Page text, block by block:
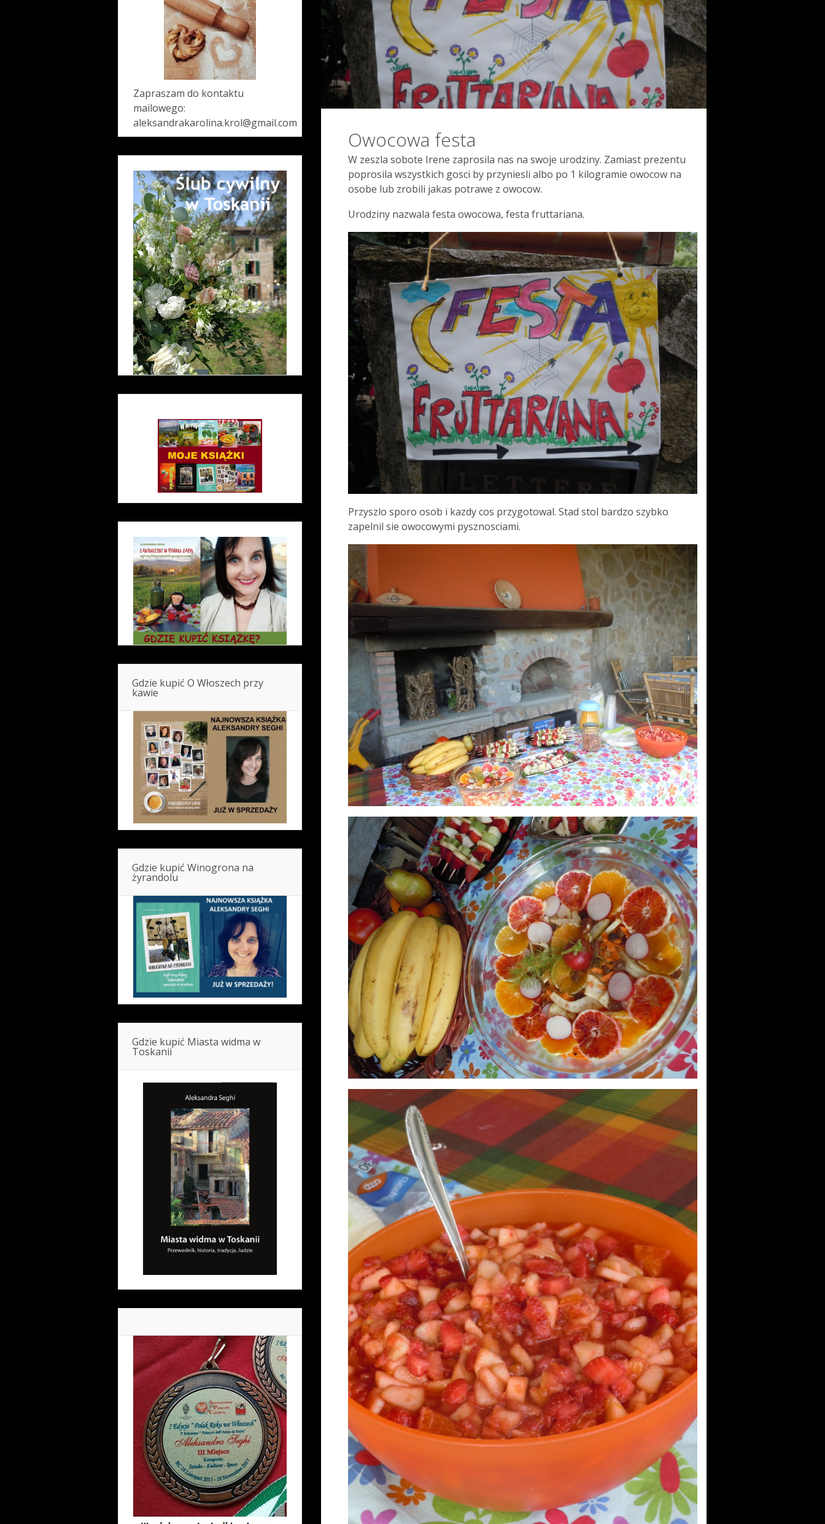
Owocowa festa
W zeszla sobote Irene zaprosila nas na swoje urodziny. Zamiast prezentu
poprosila wszystkich gosci by przyniesli albo po 1 kilogramie owocow na
osobe lub zrobili jakas potrawe z owocow.
Urodziny nazwala festa owocowa, festa fruttariana.
Przyszlo sporo osob i kazdy cos przygotowal. Stad stol bardzo szybko
zapelnil sie owocowymi pysznosciami.
Zapraszam do kontaktu
mailowego:
aleksandrakarolina.krol@gmail.com
Gdzie kupić O Włoszech przy
kawie
Gdzie kupić Winogrona na
żyrandolu
Gdzie kupić Miasta widma w
Toskanii